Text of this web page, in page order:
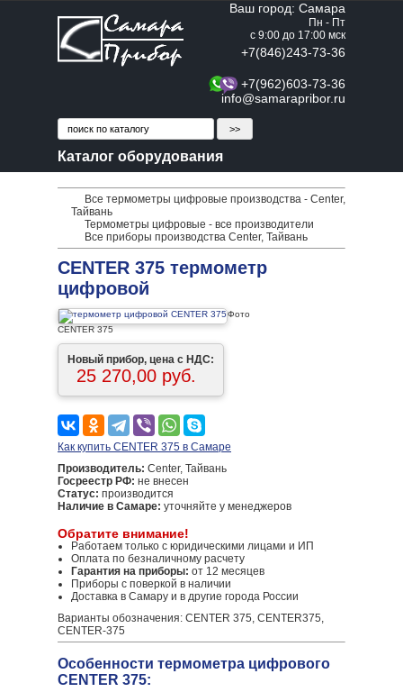
Ваш город: Самара
Пн - Пт
с 9:00 до 17:00 мск
+7(846)243-73-36
+7(962)603-73-36
info@samarapribor.ru
Каталог оборудования
Все термометры цифровые производства - Center,
Тайвань
Термометры цифровые - все производители
Все приборы производства Center, Тайвань
CENTER 375 термометр
цифровой
Фото
CENTER 375
Новый прибор, цена с НДС:
25 270,00 руб.
Как купить CENTER 375 в Самаре
Производитель: Center, Тайвань
Госреестр РФ: не внесен
Статус: производится
Наличие в Самаре: уточняйте у менеджеров
Обратите внимание!
Работаем только с юридическими лицами и ИП
Оплата по безналичному расчету
Гарантия на приборы: от 12 месяцев
Приборы с поверкой в наличии
Доставка в Самару и в другие города России
Варианты обозначения: CENTER 375, CENTER375,
CENTER-375
Особенности термометра цифрового
CENTER 375: